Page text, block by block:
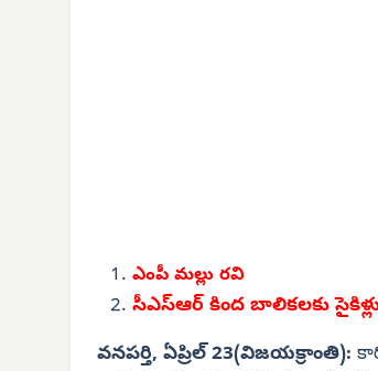
ఎంపీ మల్లు రవి
సీఎస్‌ఆర్ కింద బాలికలకు
వనపర్తి, ఏప్రిల్ 23(విజయక్రాంతి):